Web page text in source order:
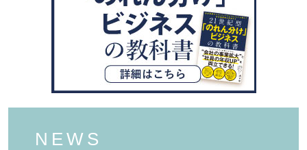
NEWS